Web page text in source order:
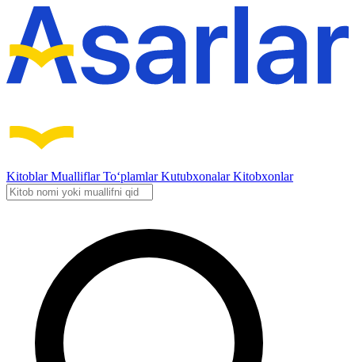
KitoblarMualliflarTo‘plamlarKutubxonalarKitobxonlar